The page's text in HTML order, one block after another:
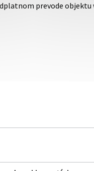
prevode objektu